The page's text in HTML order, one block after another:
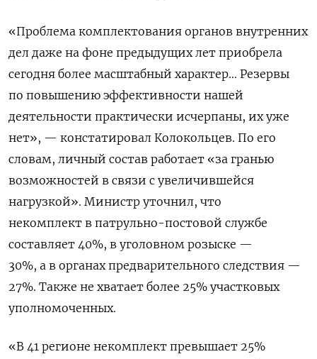
«Проблема комплектования органов внутренних
дел даже на фоне предыдущих лет приобрела
сегодня более масштабный характер… Резервы
по повышению эффективности нашей
деятельности практически исчерпаны, их уже
нет», — констатировал Колокольцев. По его
словам, личный состав работает «за гранью
возможностей в связи с увеличившейся
нагрузкой». Министр уточнил, что
некомплект в патрульно-постовой службе
составляет 40%, в уголовном розыске —
30%, а в органах предварительного следствия —
27%. Также не хватает более 25% участковых
уполномоченных.
«В 41 регионе некомплект превышает 25%